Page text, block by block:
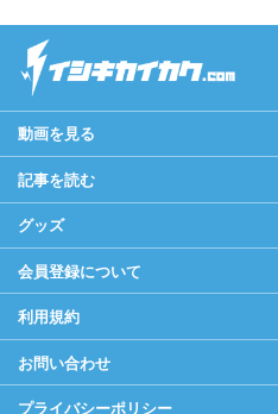
動画を見る
記事を読む
グッズ
会員登録について
利用規約
お問い合わせ
プライバシーポリシー